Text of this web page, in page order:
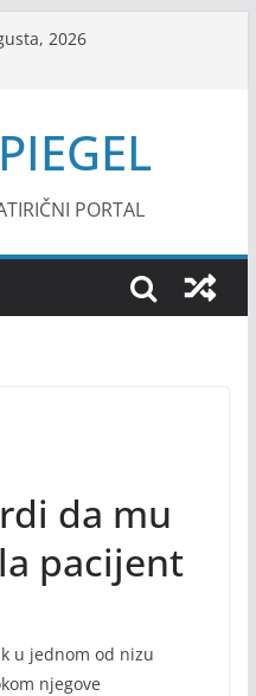
2026
PORTAL
da mu
pacijent
u jednom od nizu
njegove